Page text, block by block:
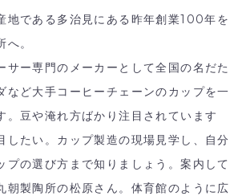
地である多治見にある昨年創業100年を
。
サー専門のメーカーとして全国の名だた
など大手コーヒーチェーンのカップを一
。豆や淹れ方ばかり注目されています
したい。カップ製造の現場見学し、自分
プの選び方まで知りましょう。案内して
朝製陶所の松原さん。体育館のように広